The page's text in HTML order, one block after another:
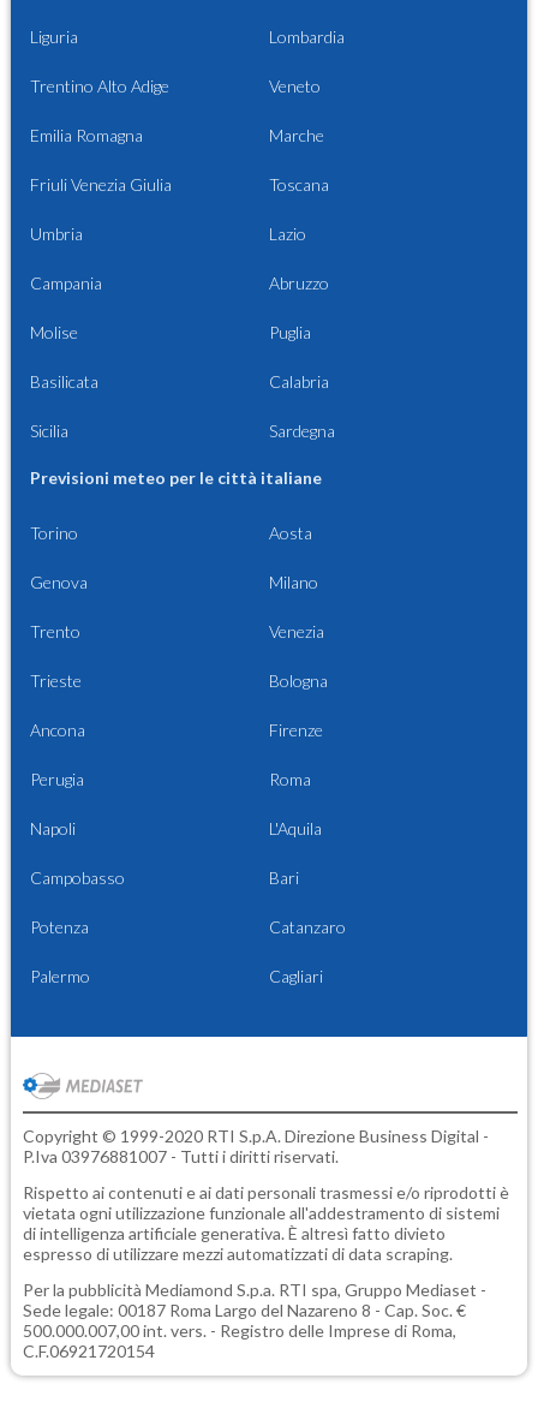
Liguria Lombardia
Trentino Alto Adige Veneto
Emilia Romagna Marche
Friuli Venezia Giulia Toscana
Umbria Lazio
Campania Abruzzo
Molise Puglia
Basilicata Calabria
Sicilia Sardegna
Previsioni meteo per le città italiane
Torino Aosta
Genova Milano
Trento Venezia
Trieste Bologna
Ancona Firenze
Perugia Roma
Napoli L'Aquila
Campobasso Bari
Potenza Catanzaro
Palermo Cagliari
Copyright © 1999-2020 RTI S.p.A. Direzione Business Digital -
P.Iva 03976881007 - Tutti i diritti riservati.
Rispetto ai contenuti e ai dati personali trasmessi e/o riprodotti è
vietata ogni utilizzazione funzionale all'addestramento di sistemi
di intelligenza artificiale generativa. È altresì fatto divieto
espresso di utilizzare mezzi automatizzati di data scraping.
Per la pubblicità Mediamond S.p.a. RTI spa, Gruppo Mediaset -
Sede legale: 00187 Roma Largo del Nazareno 8 - Cap. Soc. €
500.000.007,00 int. vers. - Registro delle Imprese di Roma,
C.F.06921720154